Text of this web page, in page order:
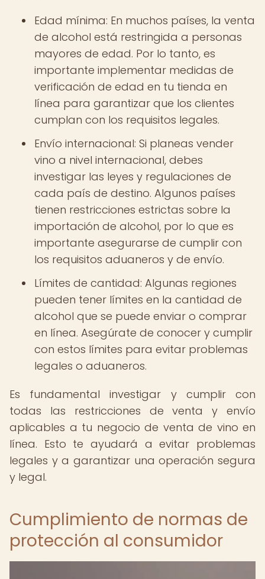
Edad mínima: En muchos países, la venta
de alcohol está restringida a personas
mayores de edad. Por lo tanto, es
importante implementar medidas de
verificación de edad en tu tienda en
línea para garantizar que los clientes
cumplan con los requisitos legales.
Envío internacional: Si planeas vender
vino a nivel internacional, debes
investigar las leyes y regulaciones de
cada país de destino. Algunos países
tienen restricciones estrictas sobre la
importación de alcohol, por lo que es
importante asegurarse de cumplir con
los requisitos aduaneros y de envío.
Límites de cantidad: Algunas regiones
pueden tener límites en la cantidad de
alcohol que se puede enviar o comprar
en línea. Asegúrate de conocer y cumplir
con estos límites para evitar problemas
legales o aduaneros.
Es fundamental investigar y cumplir con
todas las restricciones de venta y envío
aplicables a tu negocio de venta de vino en
línea. Esto te ayudará a evitar problemas
legales y a garantizar una operación segura
y legal.
Cumplimiento de normas de
protección al consumidor